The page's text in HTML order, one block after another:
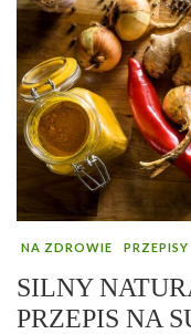
NA ZDROWIE PRZEPISY
SILNY
PRZEPIS NA